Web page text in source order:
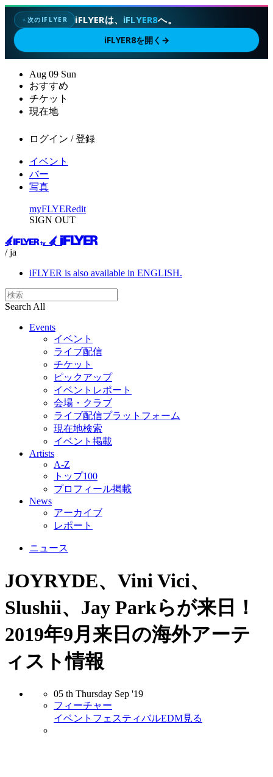
✦ 次のIFLYER iFLYERは、 iFLYER8へ。
iFLYER8を開く →
Aug 09 Sun
おすすめ
チケット
現在地
ログイン / 登録
イベント
バー
写真
myFLYERedit
SIGN OUT
/ ja
iFLYER is also available in ENGLISH.
Search All
Events
イベント
ライブ配信
チケット
ピックアップ
イベントレポート
会場・クラブ
ライブ配信プラットフォーム
現在地検索
イベント掲載
Artists
A-Z
トップ100
プロフィール掲載
News
アーカイブ
レポート
ニュース
JOYRYDE、Vini Vici、
Slushii、Jay Parkらが来日！
2019年9月来日の海外アーテ
ィスト情報
05 th Thursday Sep '19
フィーチャー
イベント フェスティバルEDM見る